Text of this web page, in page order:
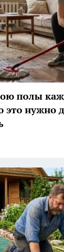
полы
это нужно